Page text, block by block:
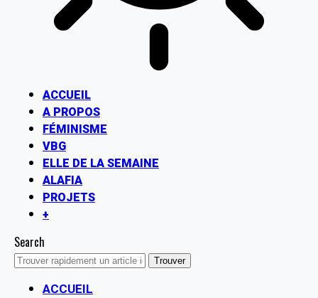
ACCUEIL
A PROPOS
FÉMINISME
VBG
ELLE DE LA SEMAINE
ALAFIA
PROJETS
+
Search
ACCUEIL